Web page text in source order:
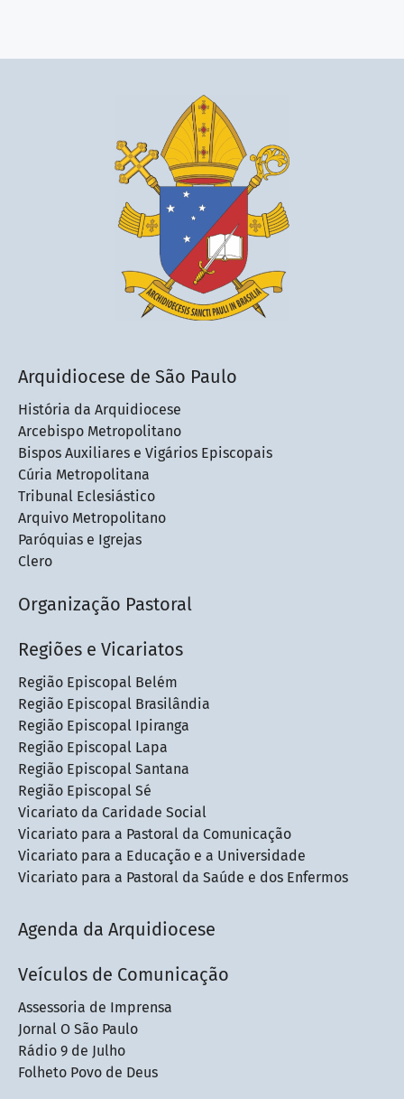
Arquidiocese de São Paulo
História da Arquidiocese
Arcebispo Metropolitano
Bispos Auxiliares e Vigários Episcopais
Cúria Metropolitana
Tribunal Eclesiástico
Arquivo Metropolitano
Paróquias e Igrejas
Clero
Organização Pastoral
Regiões e Vicariatos
Região Episcopal Belém
Região Episcopal Brasilândia
Região Episcopal Ipiranga
Região Episcopal Lapa
Região Episcopal Santana
Região Episcopal Sé
Vicariato da Caridade Social
Vicariato para a Pastoral da Comunicação
Vicariato para a Educação e a Universidade
Vicariato para a Pastoral da Saúde e dos Enfermos
Agenda da Arquidiocese
Veículos de Comunicação
Assessoria de Imprensa
Jornal O São Paulo
Rádio 9 de Julho
Folheto Povo de Deus